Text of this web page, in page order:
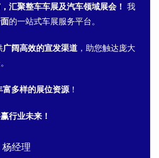
汇聚整车车展及汽车领域展会！ 我
的一站式车展服务平台。
广阔高效的宣发渠道 ，助您触达庞大
富多样的展位资源！
行业未来！
杨经理